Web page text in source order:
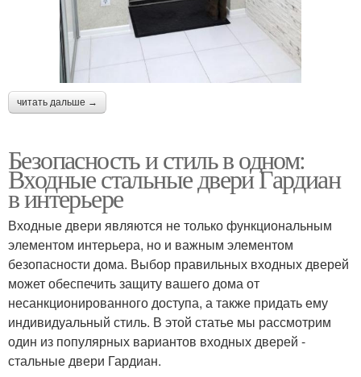
читать дальше →
Безопасность и стиль в одном:
Входные стальные двери Гардиан
в интерьере
Входные двери являются не только функциональным
элементом интерьера, но и важным элементом
безопасности дома. Выбор правильных входных дверей
может обеспечить защиту вашего дома от
несанкционированного доступа, а также придать ему
индивидуальный стиль. В этой статье мы рассмотрим
один из популярных вариантов входных дверей -
стальные двери Гардиан.